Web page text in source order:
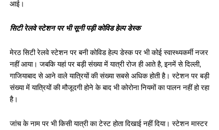
आई।
सिटी रेलवे स्टेशन पर भी सूनी पड़ी कोविड हेल्प डेस्क
मेरठ सिटी रेलवे स्टेशन पर बनी कोविड हेल्प डेस्क पर भी कोई स्वास्थ्यकर्मी नजर
नहीं आया। जबकि यहां पर बड़ी संख्या में यात्री रोज ही आते है, इनमें से दिल्ली,
गाजियाबाद से आने वाले यात्रियों की संख्या सबसे अधिक होती है। स्टेशन पर बड़ी
संख्या में यात्रियों की मौजूदगी होने के बाद भी कोरोना नियमों का पालन नहीं हो रहा
है।
जांच के नाम पर भी किसी यात्री का टेस्ट होता दिखाई नहीं दिया। स्टेशन मास्टर